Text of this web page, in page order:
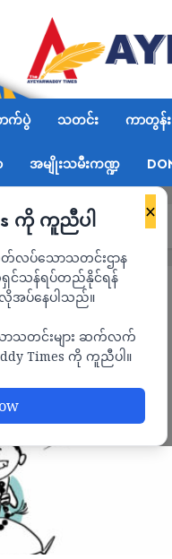
ာက်ပွဲ သတင်း ကာတွန်း
အမျိုးသမီးကဏ္ဍ
×
ကို ကူညီပါ
ပ်သောသတင်းဌာန
ရှင်သန်ရပ်တည်နိုင်ရန်
ပ်နေပါသည်။
ာသတင်းများ ဆက်လက်
Times ကို ကူညီပါ။
2024